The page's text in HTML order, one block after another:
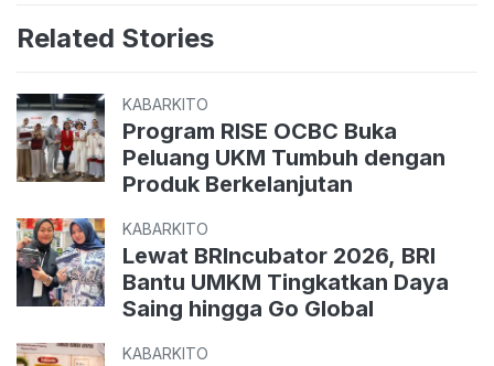
Related Stories
KABARKITO
Program RISE OCBC Buka
Peluang UKM Tumbuh dengan
Produk Berkelanjutan
KABARKITO
Lewat BRIncubator 2026, BRI
Bantu UMKM Tingkatkan Daya
Saing hingga Go Global
KABARKITO